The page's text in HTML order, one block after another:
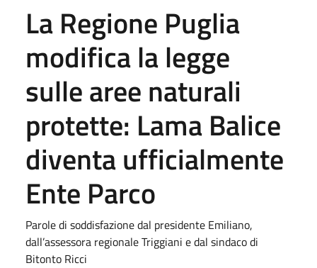
La Regione Puglia
modifica la legge
sulle aree naturali
protette: Lama Balice
diventa ufficialmente
Ente Parco
Parole di soddisfazione dal presidente Emiliano,
dall’assessora regionale Triggiani e dal sindaco di
Bitonto Ricci